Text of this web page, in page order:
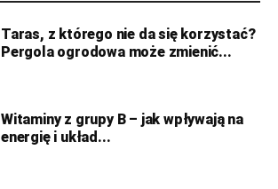
Taras, z którego nie da się korzystać?
Pergola ogrodowa może zmienić...
Witaminy z grupy B – jak wpływają na
energię i układ...